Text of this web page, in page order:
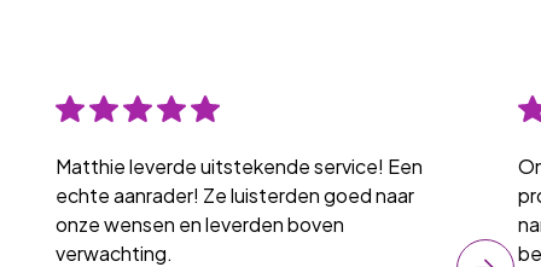
Matthie leverde uitstekende service! Een
echte aanrader! Ze luisterden goed naar
onze wensen en leverden boven
verwachting.